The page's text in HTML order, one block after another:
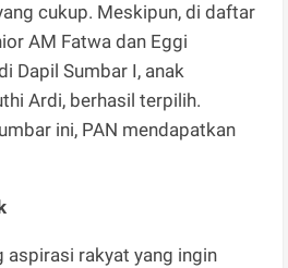
cukup. Meskipun, di daftar
AM Fatwa dan Eggi
Dapil Sumbar I, anak
Ardi, berhasil terpilih.
ini, PAN mendapatkan
aspirasi rakyat yang ingin